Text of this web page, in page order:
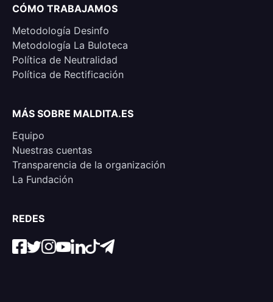
CÓMO TRABAJAMOS
Metodología Desinfo
Metodología La Buloteca
Política de Neutralidad
Política de Rectificación
MÁS SOBRE MALDITA.ES
Equipo
Nuestras cuentas
Transparencia de la organización
La Fundación
REDES